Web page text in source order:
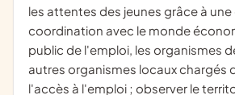
les attentes des jeunes grâce à
coordination avec le monde
public de l'emploi, les organismes
autres organismes locaux chargés
l'accès à l'emploi ; observer le